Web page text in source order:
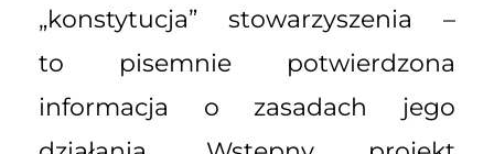
„konstytucja” stowarzyszenia –
to pisemnie potwierdzona
informacja o zasadach jego